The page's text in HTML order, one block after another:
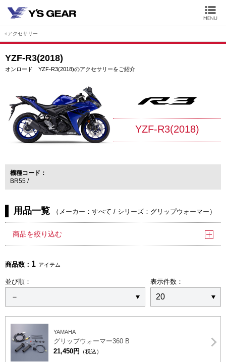
アクセサリー
YZF-R3(2018)
オンロード YZF-R3(2018)のアクセサリーをご紹介
YZF-R3(2018)
機種コード
BR55
用品一覧 （ メーカー：すべて / シリーズ：グリップウォーマー ）
商品を絞り込む
商品数： 1 アイテム
並び順： 表示件数：
YAMAHA
グリップウォーマー360 B
21,450円
（税込）